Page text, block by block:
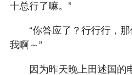
十总行了嘛。”
“你答应了？行行行，
我啊～”
因为昨天晚上田述国的